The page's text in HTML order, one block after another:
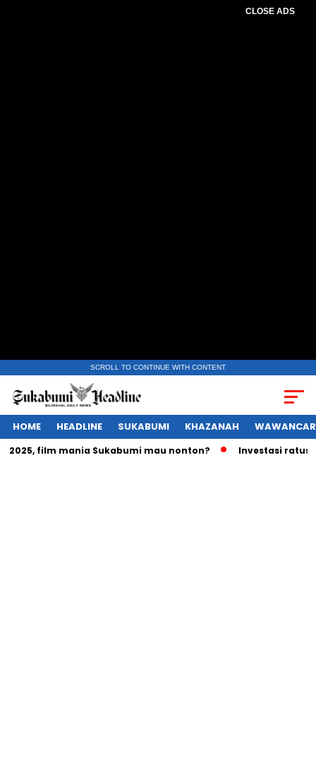
CLOSE ADS
SCROLL TO CONTINUE WITH CONTENT
HOME HEADLINE SUKABUMI KHAZANAH
film mania Sukabumi mau nonton? Investasi ratusan